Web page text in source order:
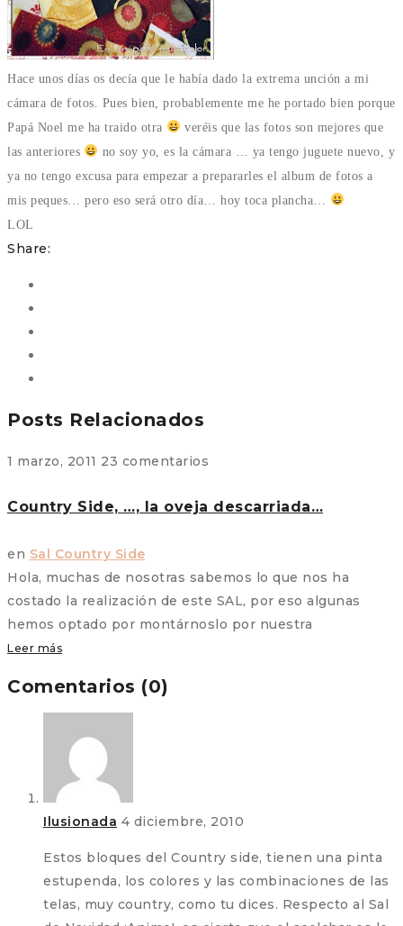
Hace unos días os decía que le había dado la extrema unción a mi
cámara de fotos. Pues bien, probablemente me he portado bien porque
Papá Noel me ha traido otra
veréis que las fotos son mejores que
las anteriores
no soy yo, es la cámara … ya tengo juguete nuevo, y
ya no tengo excusa para empezar a prepararles el album de fotos a
mis peques… pero eso será otro día… hoy toca plancha…
LOL
Share:
Posts Relacionados
1 marzo, 2011 23 comentarios
Country Side, …, la oveja descarriada…
en Sal Country Side
Hola, muchas de nosotras sabemos lo que nos ha
costado la realización de este SAL, por eso algunas
hemos optado por montárnoslo por nuestra
Leer más
Comentarios (0)
Ilusionada 4 diciembre, 2010
Estos bloques del Country side, tienen una pinta
estupenda, los colores y las combinaciones de las
telas, muy country, como tu dices. Respecto al Sal